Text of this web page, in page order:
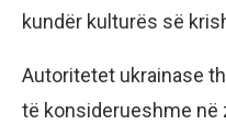
kundër kulturës së
Autoritetet ukrainase
të konsiderueshme në